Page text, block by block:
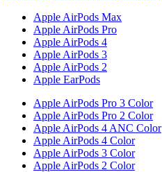
Apple AirPods Max
Apple AirPods Pro
Apple AirPods 4
Apple AirPods 3
Apple AirPods 2
Apple EarPods
Apple AirPods Pro 3 Color
Apple AirPods Pro 2 Color
Apple AirPods 4 ANC Color
Apple AirPods 4 Color
Apple AirPods 3 Color
Apple AirPods 2 Color